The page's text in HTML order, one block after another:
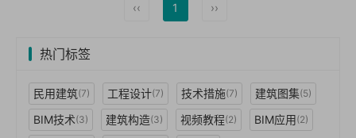
‹‹ 1 ››
热门标签
民用建筑(7) 工程设计(7) 技术措施(7) 建筑图集(5)
BIM技术(3) 建筑构造(3) 视频教程(2) BIM应用(2)